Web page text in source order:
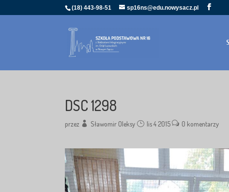
(18) 443-98-51 sp16ns@edu.nowysacz.pl
DSC 1298
przez Sławomir Oleksy lis 4 2015 0 komentarzy